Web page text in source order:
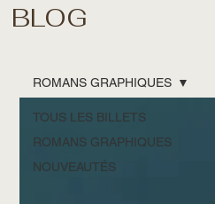
BLOG
TOUS LES BILLETS
ROMANS GRAPHIQUES
NOUVEAUTÉS
ROMANS GRAPHIQUES